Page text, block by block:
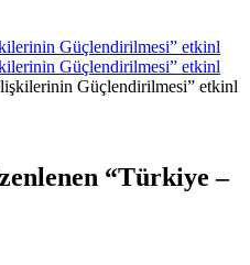
Güçlendirilmesi” etkinl
Güçlendirilmesi” etkinl
“Türkiye –